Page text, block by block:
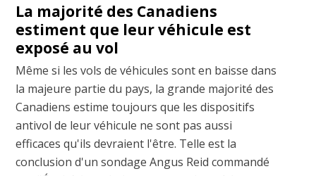
La majorité des Canadiens
estiment que leur véhicule est
exposé au vol
Même si les vols de véhicules sont en baisse dans
la majeure partie du pays, la grande majorité des
Canadiens estime toujours que les dispositifs
antivol de leur véhicule ne sont pas aussi
efficaces qu'ils devraient l'être. Telle est la
conclusion d'un sondage Angus Reid commandé